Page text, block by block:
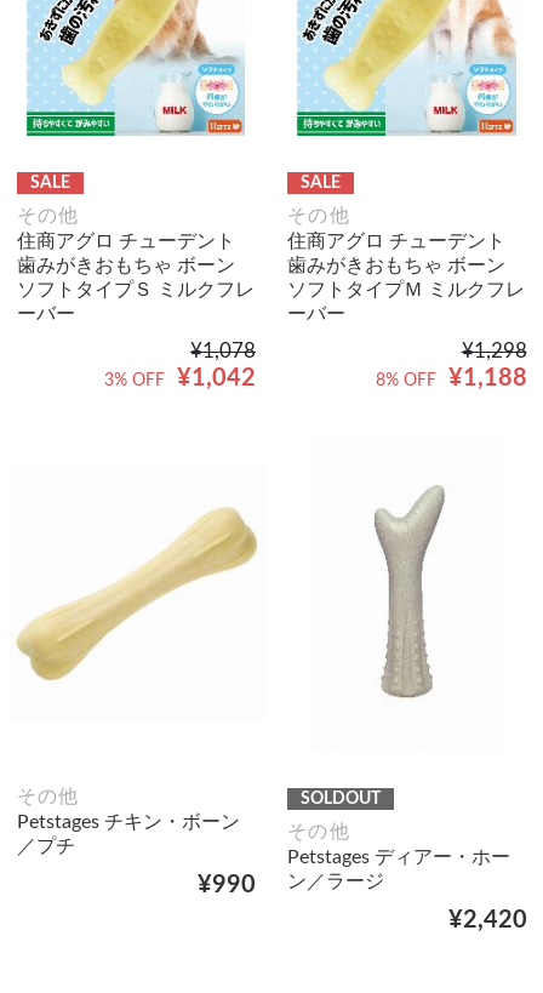
SALE
その他
住商アグロ チューデント
歯みがきおもちゃ ボーン
ソフトタイプＳ ミルクフレ
ーバー
¥1,078
¥1,042
3% OFF
SALE
その他
住商アグロ チューデント
歯みがきおもちゃ ボーン
ソフトタイプＭ ミルクフレ
ーバー
¥1,298
¥1,188
8% OFF
その他
Petstages チキン・ボーン
／プチ
¥990
SOLDOUT
その他
Petstages ディアー・ホー
ン／ラージ
¥2,420